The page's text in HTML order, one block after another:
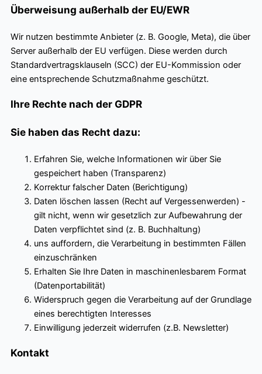
Überweisung außerhalb der EU/EWR
Wir nutzen bestimmte Anbieter (z. B. Google, Meta), die über
Server außerhalb der EU verfügen. Diese werden durch
Standardvertragsklauseln (SCC) der EU-Kommission oder
eine entsprechende Schutzmaßnahme geschützt.
Ihre Rechte nach der GDPR
Sie haben das Recht dazu:
Erfahren Sie, welche Informationen wir über Sie
gespeichert haben (Transparenz)
Korrektur falscher Daten (Berichtigung)
Daten löschen lassen (Recht auf Vergessenwerden) -
gilt nicht, wenn wir gesetzlich zur Aufbewahrung der
Daten verpflichtet sind (z. B. Buchhaltung)
uns auffordern, die Verarbeitung in bestimmten Fällen
einzuschränken
Erhalten Sie Ihre Daten in maschinenlesbarem Format
(Datenportabilität)
Widerspruch gegen die Verarbeitung auf der Grundlage
eines berechtigten Interesses
Einwilligung jederzeit widerrufen (z.B. Newsletter)
Kontakt